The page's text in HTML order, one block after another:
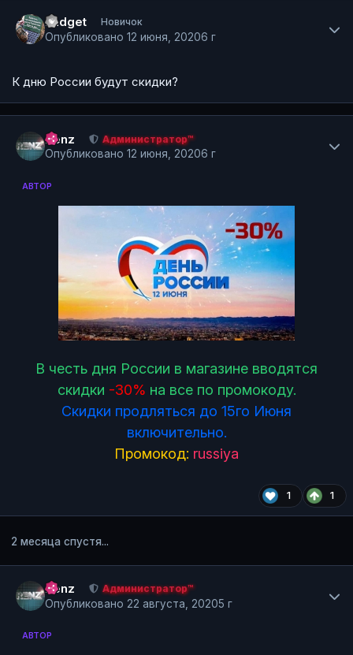
xadget Новичок
Опубликовано 12 июня, 20206 г
К дню России будут скидки?
Renz Администратор™
Опубликовано 12 июня, 20206 г
АВТОР
В честь дня России в магазине вводятся
скидки -30% на все по промокоду.
Скидки продляться до 15го Июня
включительно.
Промокод: russiya
1 1
2 месяца спустя...
Renz Администратор™
Опубликовано 22 августа, 20205 г
АВТОР